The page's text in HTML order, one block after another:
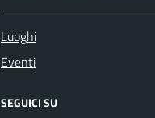
Luoghi
Eventi
SEGUICI SU